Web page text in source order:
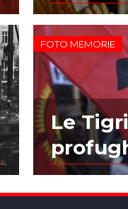
FOTO MEMORIE
Le